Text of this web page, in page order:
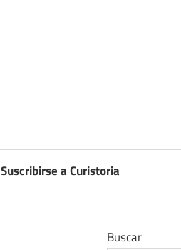
Suscribirse a Curistoria
Buscar